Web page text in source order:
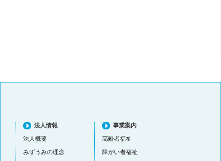
法人情報
法人概要
みずうみの理念
事業案内
高齢者福祉
障がい者福祉